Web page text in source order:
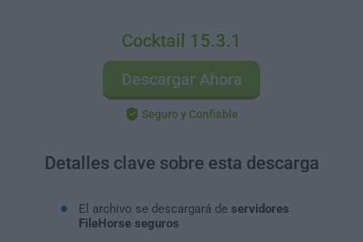
Cocktail 15.3.1
Descargar Ahora
Seguro y Confiable
Detalles clave sobre esta descarga
El archivo se descargará de servidores
FileHorse seguros